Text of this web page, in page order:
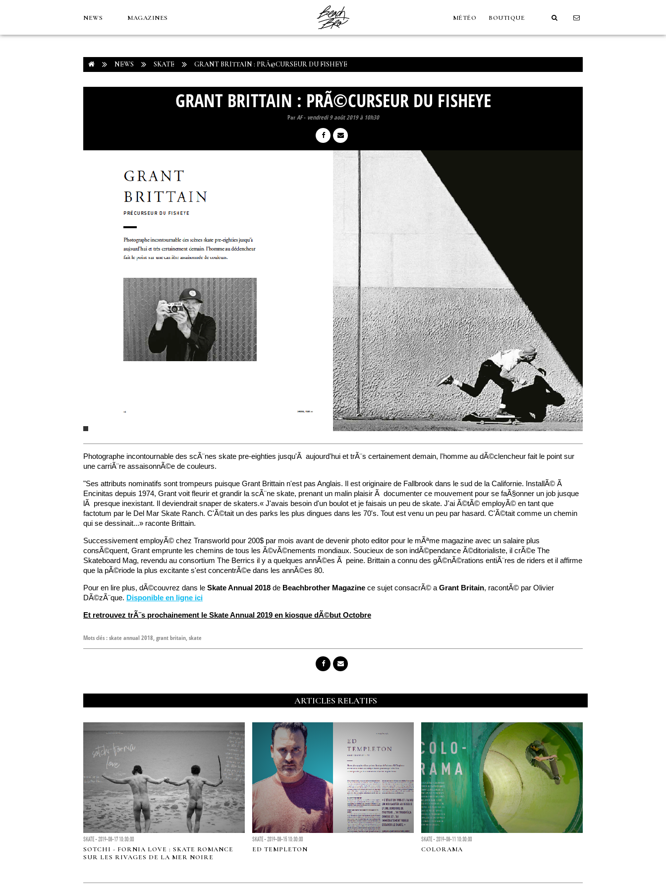
NEWS MAGAZINES MÉTÉO BOUTIQUE
NEWS SKATE GRANT BRITTAIN : PRÃ©CURSEUR DU FISHEYE
GRANT BRITTAIN : PRÃ©CURSEUR DU FISHEYE
ParAF- vendredi 9 août 2019 à 10h30
Photographe incontournable des scÃ¨nes skate pre-eighties jusqu'Ã aujourd'hui et trÃ¨s certainement demain, l'homme au dÃ©clencheur fait le point sur
une carriÃ¨re assaisonnÃ©e de couleurs.
"Ses attributs nominatifs sont trompeurs puisque Grant Brittain n'est pas Anglais. Il est originaire de Fallbrook dans le sud de la Californie. InstallÃ© Ã
Encinitas depuis 1974, Grant voit fleurir et grandir la scÃ¨ne skate, prenant un malin plaisir Ã documenter ce mouvement pour se faÃ§onner un job jusque
lÃ presque inexistant. Il deviendrait snaper de skaters.« J'avais besoin d'un boulot et je faisais un peu de skate. J'ai Ã©tÃ© employÃ© en tant que
factotum par le Del Mar Skate Ranch. C'Ã©tait un des parks les plus dingues dans les 70's. Tout est venu un peu par hasard. C'Ã©tait comme un chemin
qui se dessinait...» raconte Brittain.
Successivement employÃ© chez Transworld pour 200$ par mois avant de devenir photo editor pour le mÃªme magazine avec un salaire plus
consÃ©quent, Grant emprunte les chemins de tous les Ã©vÃ©nements mondiaux. Soucieux de son indÃ©pendance Ã©ditorialiste, il crÃ©e The
Skateboard Mag, revendu au consortium The Berrics il y a quelques annÃ©es Ã peine. Brittain a connu des gÃ©nÃ©rations entiÃ¨res de riders et il affirme
que la pÃ©riode la plus excitante s'est concentrÃ©e dans les annÃ©es 80.
Pour en lire plus, dÃ©couvrez dans le Skate Annual 2018 de Beachbrother Magazine ce sujet consacrÃ© a Grant Britain, racontÃ© par Olivier
DÃ©zÃ¨que. Disponible en ligne ici
Et retrouvez trÃ¨s prochainement le Skate Annual 2019 en kiosque dÃ©but Octobre
Mots clés :skate annual 2018,grant britain,skate
ARTICLES RELATIFS
SKATE - 2019-08-17 10:30:00
SOTCHI - FORNIA LOVE : SKATE ROMANCE
SUR LES RIVAGES DE LA MER NOIRE
SKATE - 2019-08-15 10:30:00
ED TEMPLETON
SKATE - 2019-08-11 10:30:00
COLORAMA